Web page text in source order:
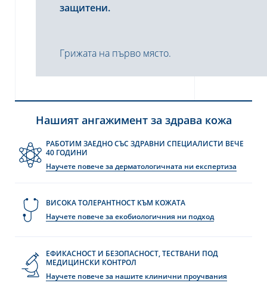
защитени.
Грижата на първо място.
Нашият ангажимент за здрава кожа
РАБОТИМ ЗАЕДНО СЪС ЗДРАВНИ СПЕЦИАЛИСТИ ВЕЧЕ
40 ГОДИНИ
Научете повече за дерматологичната ни експертиза
ВИСОКА ТОЛЕРАНТНОСТ КЪМ КОЖАТА
Научете повече за екобиологичния ни подход
ЕФИКАСНОСТ И БЕЗОПАСНОСТ, ТЕСТВАНИ ПОД
МЕДИЦИНСКИ КОНТРОЛ
Научете повече за нашите клинични проучвания